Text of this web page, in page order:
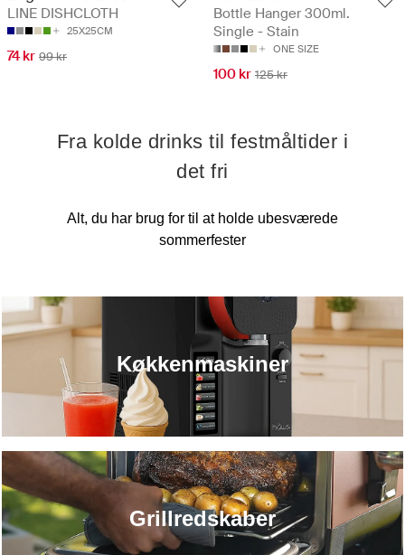
LINE DISHCLOTH
25X25CM
74 kr 99 kr
Bottle Hanger 300ml.
Single - Stain
ONE SIZE
100 kr 125 kr
Køkkenmaskiner
Grillredskaber
Fra kolde drinks til festmåltider i
det fri
Alt, du har brug for til at holde ubesværede
sommerfester